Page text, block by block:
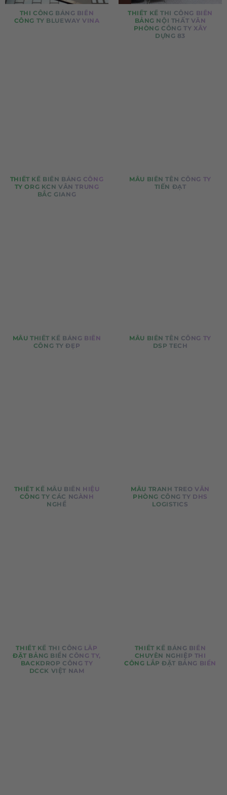
THI CÔNG BẢNG BIỂN
CÔNG TY BLUEWAY VINA
THIẾT KẾ THI CÔNG BIỂN
BẢNG NỘI THẤT VĂN
PHÒNG CÔNG TY XÂY
DỰNG 83
THIẾT KẾ BIỂN BẢNG CÔNG
TY ORG KCN VÂN TRUNG
BẮC GIANG
MẪU BIỂN TÊN CÔNG TY
TIẾN ĐẠT
MẪU THIẾT KẾ BẢNG BIỂN
CÔNG TY ĐẸP
MẪU BIỂN TÊN CÔNG TY
DSP TECH
THIẾT KẾ MẪU BIỂN HIỆU
CÔNG TY CÁC NGÀNH
NGHỀ
MẪU TRANH TREO VĂN
PHÒNG CÔNG TY DHS
LOGISTICS
THIẾT KẾ THI CÔNG LẮP
ĐẶT BẢNG BIỂN CÔNG TY,
BACKDROP CÔNG TY
DCCK VIỆT NAM
THIẾT KẾ BẢNG BIỂN
CHUYÊN NGHIỆP THI
CÔNG LẮP ĐẶT BẢNG BIỂN